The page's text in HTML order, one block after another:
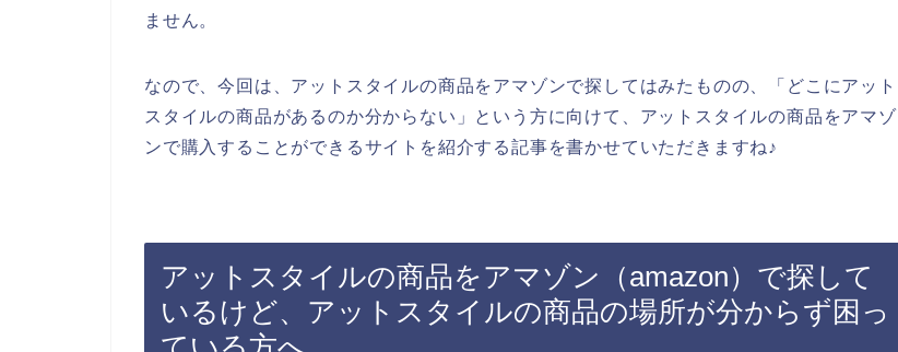
ません。
なので、今回は、アットスタイルの商品をアマゾンで探してはみたものの、「どこにアット
スタイルの商品があるのか分からない」という方に向けて、アットスタイルの商品をアマゾ
ンで購入することができるサイトを紹介する記事を書かせていただきますね♪
アットスタイルの商品をアマゾン（amazon）で探して
いるけど、アットスタイルの商品の場所が分からず困っ